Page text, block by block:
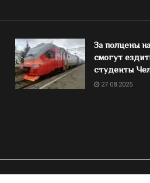
За полцены
смогут
студенты
27.08.2025